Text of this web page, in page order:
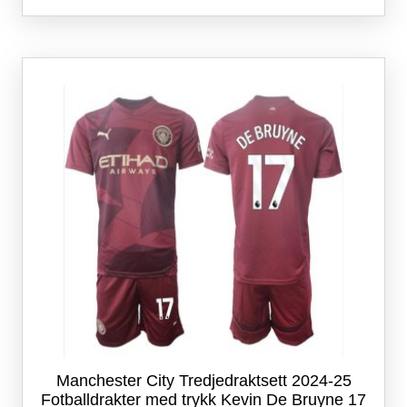
flere
Alternativene
velges
på
produktsiden
Manchester City Tredjedraktsett 2024-25
Fotballdrakter med trykk Kevin De Bruyne 17